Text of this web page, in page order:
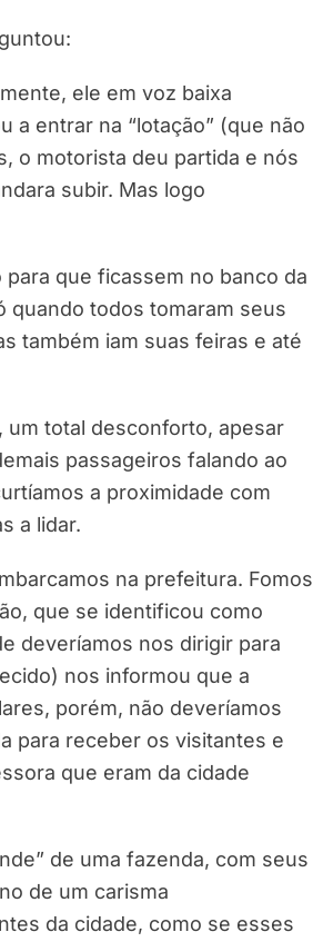
ele em voz baixa
a entrar na “lotação” (que não
o motorista deu partida e nós
subir. Mas logo
que ficassem no banco da
quando todos tomaram seus
também iam suas feiras e até
um total desconforto, apesar
passageiros falando ao
a proximidade com
a lidar.
na prefeitura. Fomos
que se identificou como
deveríamos nos dirigir para
nos informou que a
porém, não deveríamos
para receber os visitantes e
que eram da cidade
de uma fazenda, com seus
de um carisma
da cidade, como se esses